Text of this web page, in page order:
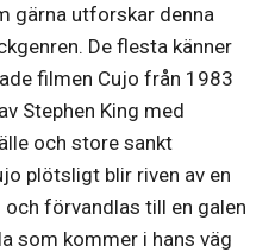
gärna utforskar denna
De flesta känner
filmen Cujo från 1983
Stephen King med
och store sankt
plötsligt blir riven av en
förvandlas till en galen
som kommer i hans väg